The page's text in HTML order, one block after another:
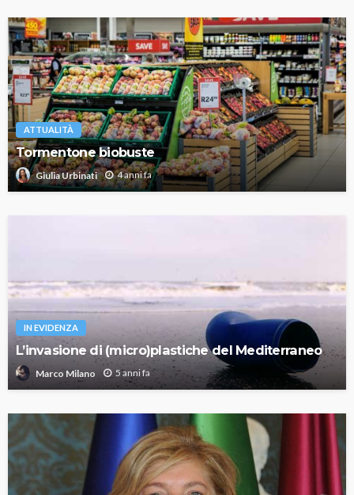
ATTUALITÀ
Tormentone biobuste
Giulia Urbinati 4 anni fa
IN EVIDENZA
L’invasione di (micro)plastiche del Mediterraneo
Marco Milano 5 anni fa